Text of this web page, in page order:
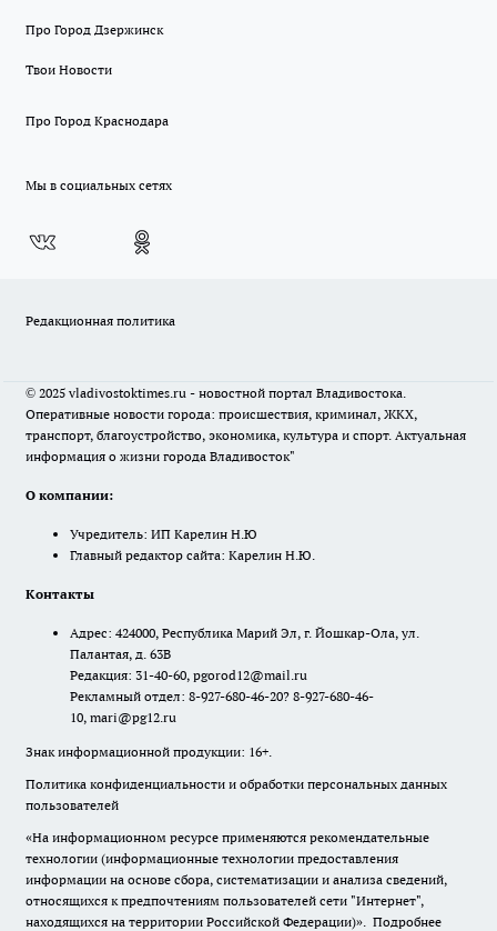
Про Город Дзержинск
Твои Новости
Про Город Краснодара
Мы в социальных сетях
Редакционная политика
© 2025 vladivostoktimes.ru - новостной портал Владивостока.
Оперативные новости города: происшествия, криминал, ЖКХ,
транспорт, благоустройство, экономика, культура и спорт. Актуальная
информация о жизни города Владивосток"
О компании:
Учредитель: ИП Карелин Н.Ю
Главный редактор сайта: Карелин Н.Ю.
Контакты
Адрес: 424000, Республика Марий Эл, г. Йошкар-Ола, ул.
Палантая, д. 63В
Редакция: 31-40-60, pgorod12@mail.ru
Рекламный отдел: 8-927-680-46-20? 8-927-680-46-
10, mari@pg12.ru
Знак информационной продукции: 16+.
Политика конфиденциальности и обработки персональных данных
пользователей
«На информационном ресурсе применяются рекомендательные
технологии (информационные технологии предоставления
информации на основе сбора, систематизации и анализа сведений,
относящихся к предпочтениям пользователей сети "Интернет",
находящихся на территории Российской Федерации)». Подробнее